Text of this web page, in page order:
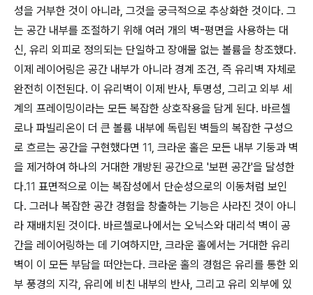
성을 거부한 것이 아니라, 그것을 궁극적으로 추상화한 것이다. 그
는 공간 내부를 조절하기 위해 여러 개의 벽-평면을 사용하는 대
신, 유리 외피로 정의되는 단일하고 장애물 없는 볼륨을 창조했다.
이제 레이어링은 공간 내부가 아니라 경계 조건, 즉 유리벽 자체로
완전히 이전된다. 이 유리벽이 이제 반사, 투명성, 그리고 외부 세
계의 프레이밍이라는 모든 복잡한 상호작용을 담게 된다. 바르셀
로나 파빌리온이 더 큰 볼륨 내부에 독립된 벽들의 복잡한 구성으
로 흐르는 공간을 구현했다면 11, 크라운 홀은 모든 내부 기둥과 벽
을 제거하여 하나의 거대한 개방된 공간으로 '보편 공간'을 달성한
다.11 표면적으로 이는 복잡성에서 단순성으로의 이동처럼 보인
다. 그러나 복잡한 공간 경험을 창출하는 기능은 사라진 것이 아니
라 재배치된 것이다. 바르셀로나에서는 오닉스와 대리석 벽이 공
간을 레이어링하는 데 기여하지만, 크라운 홀에서는 거대한 유리
벽이 이 모든 부담을 떠안는다. 크라운 홀의 경험은 유리를 통한 외
부 풍경의 지각, 유리에 비친 내부의 반사, 그리고 유리 외부에 있